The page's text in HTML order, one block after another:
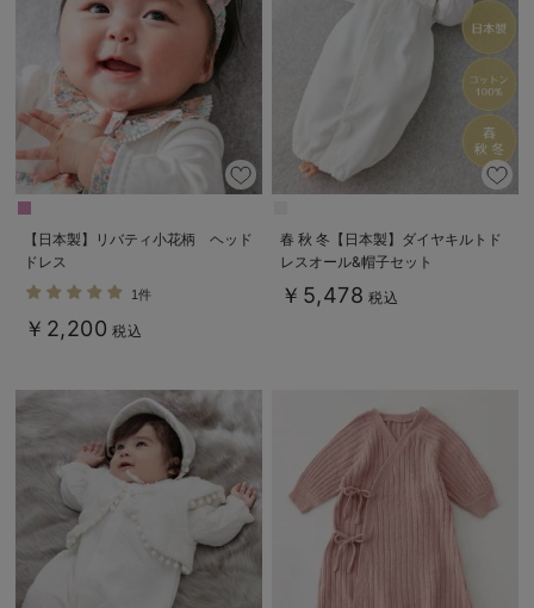
【日本製】リバティ小花柄 ヘッド
ドレス
1件
￥2,200 税込
春 秋 冬【日本製】ダイヤキルトド
レスオール&帽子セット
￥5,478 税込